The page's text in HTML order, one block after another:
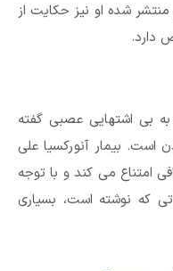
شده او نیز حکایت از
دارد.
به بی اشتهایی عصبی گفته
است. بیمار آنورکسیا علی
امتناع می کند و با توجه
که نوشته است، بسیاری